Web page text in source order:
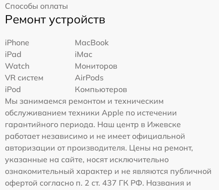
Способы оплаты
Ремонт устройств
iPhone
MacBook
iPad
iMac
Watch
Мониторов
VR систем
AirPods
iPod
Компьютеров
Мы занимаемся ремонтом и техническим
обслуживанием техники Apple по истечении
гарантийного периода. Наш центр в Ижевске
работает независимо и не имеет официальной
авторизации от производителя. Цены на ремонт,
указанные на сайте, носят исключительно
ознакомительный характер и не являются публичной
офертой согласно п. 2 ст. 437 ГК РФ. Названия и